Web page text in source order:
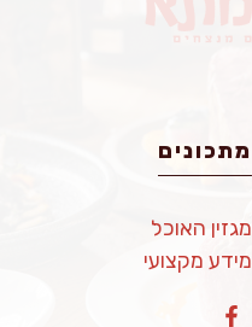
מתכונים
מגזין האוכל
מידע מקצועי